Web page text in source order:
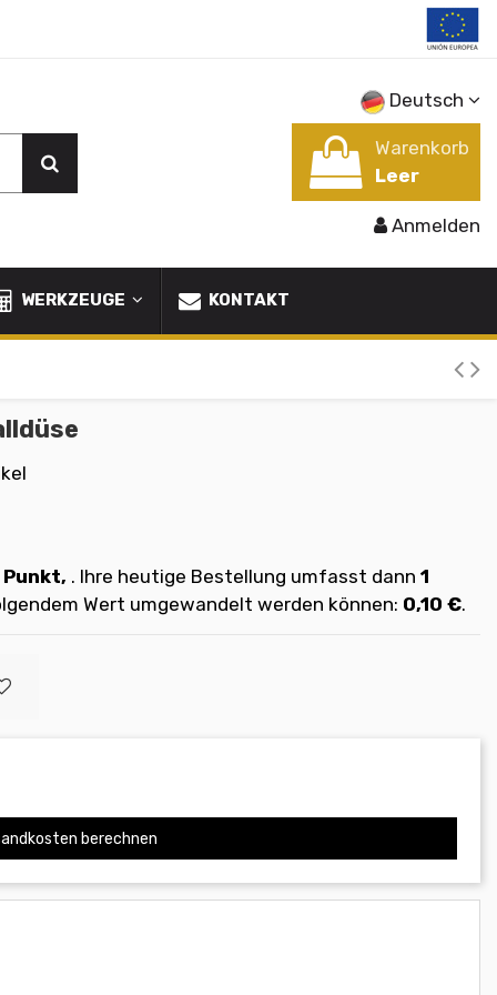
Deutsch
Warenkorb
Leer
Anmelden
WERKZEUGE KONTAKT
Punkt, . Ihre heutige Bestellung umfasst dann 1
Wert umgewandelt werden können: 0,10 €.
berechnen